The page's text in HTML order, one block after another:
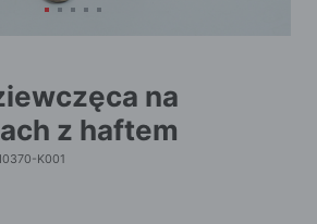
z haftem
K001